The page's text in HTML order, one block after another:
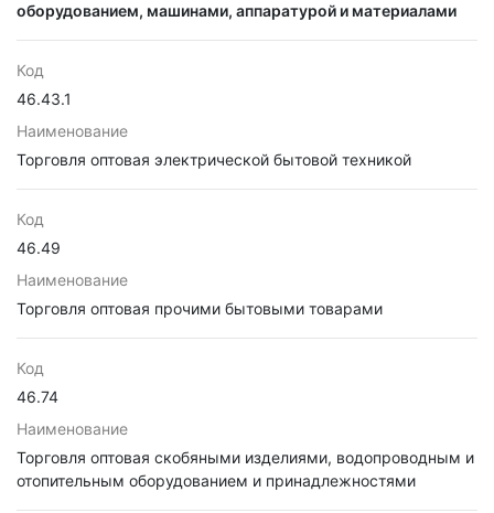
оборудованием, машинами, аппаратурой и материалами
Код
46.43.1
Наименование
Торговля оптовая электрической бытовой техникой
Код
46.49
Наименование
Торговля оптовая прочими бытовыми товарами
Код
46.74
Наименование
Торговля оптовая скобяными изделиями, водопроводным и
отопительным оборудованием и принадлежностями